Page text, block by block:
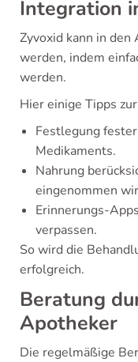
Integration
Zyvoxid kann in
werden, indem
werden.
Hier einige Tipps
Festlegung
Medikaments.
Nahrung
eingenommen
Erinnerungs-
verpassen.
So wird die
erfolgreich.
Beratung
Apotheker
Die regelmäßige